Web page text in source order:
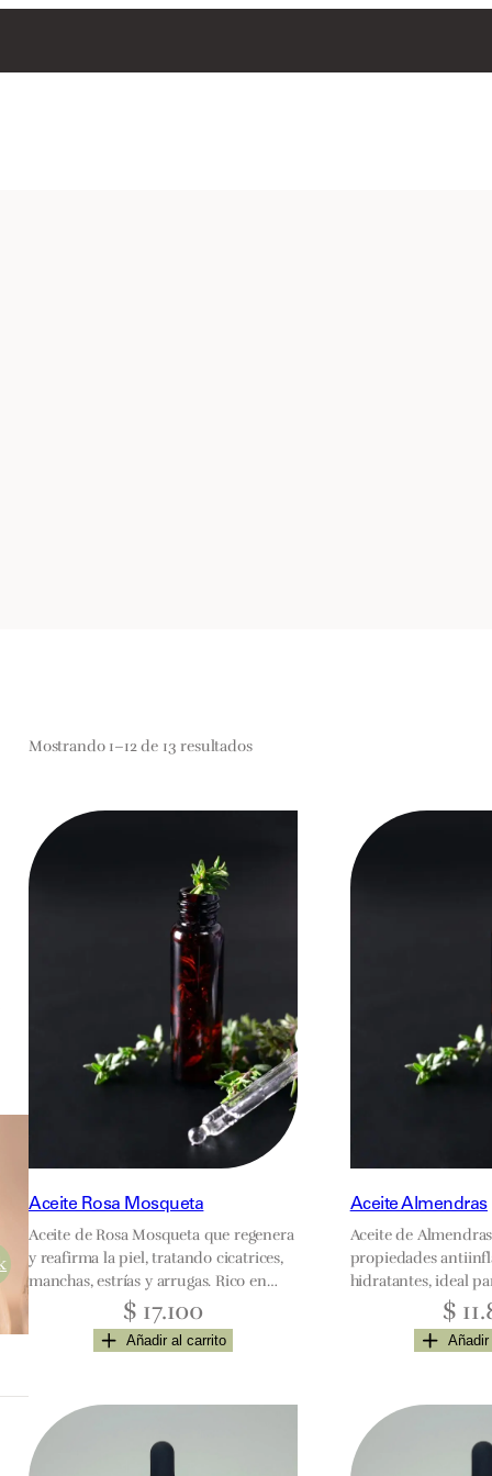
Mostrando 1–12 de 13 resultados
Aceite Rosa Mosqueta
Aceite de Rosa Mosqueta que regenera
y reafirma la piel, tratando cicatrices,
manchas, estrías y arrugas. Rico en
antioxidantes y vitaminas.
$ 17.100
Añadir al carrito
Aceite Almendras
Aceite de
propiedades
hidratantes, ideal
rejuvenecer la piel,
y reparar uñas
toda la familia.
$